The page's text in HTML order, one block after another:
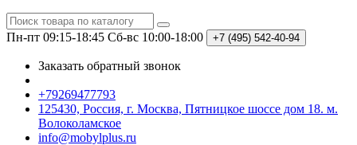
Пн-пт 09:15-18:45 Сб-вс 10:00-18:00 +7 (495) 542-40-94
Заказать обратный звонок
+79269477793
125430, Россия, г. Москва, Пятницкое шоссе дом 18. м.
Волоколамское
info@mobylplus.ru